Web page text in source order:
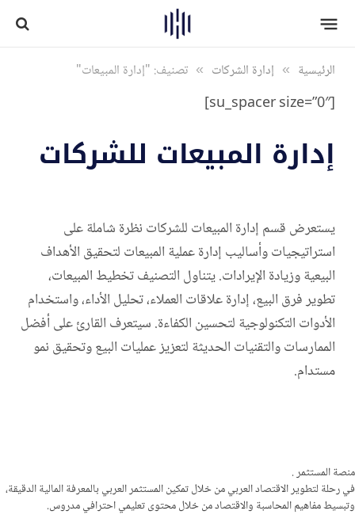
الرئيسية » إدارة الشركات » تصنيف: "إدارة المبيعات"
[su_spacer size=”0″]
إدارة المبيعات للشركات
يستعرض قسم إدارة المبيعات للشركات نظرة شاملة على
استراتيجيات وأساليب إدارة عملية المبيعات لتحقيق الأهداف
البيعية وزيادة الإيرادات. يتناول التصنيف تخطيط المبيعات،
تطوير فرق البيع، إدارة علاقات العملاء، تحليل الأداء، واستخدام
الأدوات التكنولوجية لتحسين الكفاءة. سيتعرف القارئ على أفضل
الممارسات والتقنيات الحديثة لتعزيز عمليات البيع وتحقيق نمو
مستدام.
منصة المستثمر.
في رحلة لتطوير الاقتصاد العربي من خلال تمكين المستثمر العربي بالمعرفة المالية الدقيقة،
وتبسيط مفاهيم المحاسبة والاقتصاد من خلال محتوى تعليمي احترافي مدروس.